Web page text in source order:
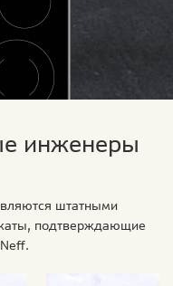
инженеры
штатными
подтверждающие